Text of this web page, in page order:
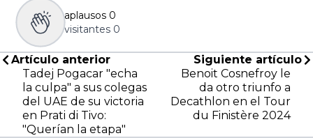
aplausos 0
visitantes 0
Artículo anterior
Tadej Pogacar "echa
la culpa" a sus colegas
del UAE de su victoria
en Prati di Tivo:
"Querían la etapa"
Siguiente artículo
Benoit Cosnefroy le
da otro triunfo a
Decathlon en el Tour
du Finistère 2024